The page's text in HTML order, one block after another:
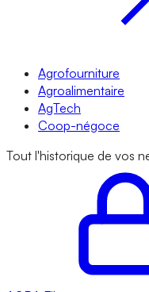
Agrofourniture
Agroalimentaire
AgTech
Coop-négoce
Tout l'historique de vos